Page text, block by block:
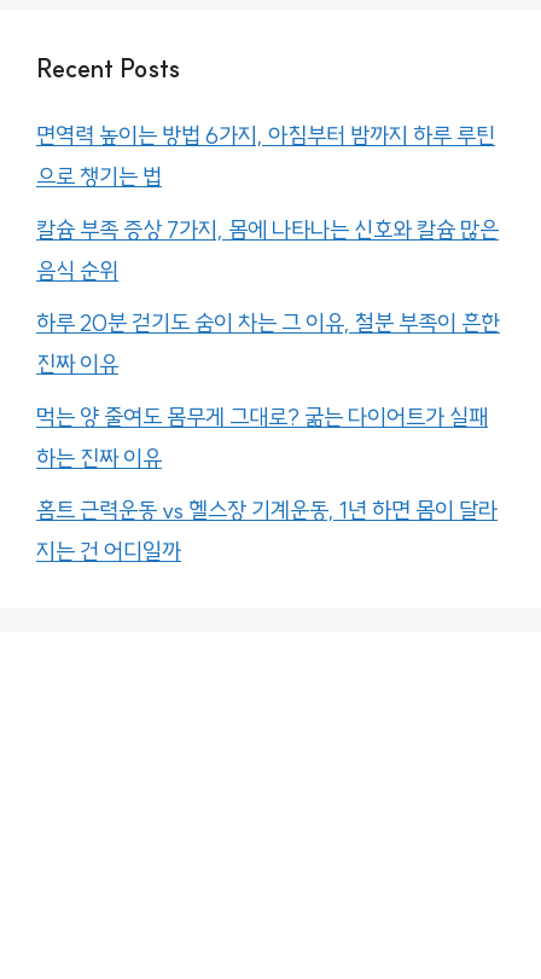
Recent Posts
면역력 높이는 방법 6가지, 아침부터 밤까지 하루 루틴
으로 챙기는 법
칼슘 부족 증상 7가지, 몸에 나타나는 신호와 칼슘 많은
음식 순위
하루 20분 걷기도 숨이 차는 그 이유, 철분 부족이 흔한
진짜 이유
먹는 양 줄여도 몸무게 그대로? 굶는 다이어트가 실패
하는 진짜 이유
홈트 근력운동 vs 헬스장 기계운동, 1년 하면 몸이 달라
지는 건 어디일까